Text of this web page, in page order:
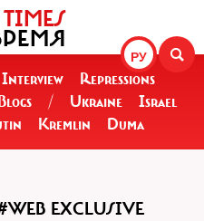
РУ
Interview
Repressions
/ Ukraine
Israel
Kremlin Duma
EXCLUSIVE